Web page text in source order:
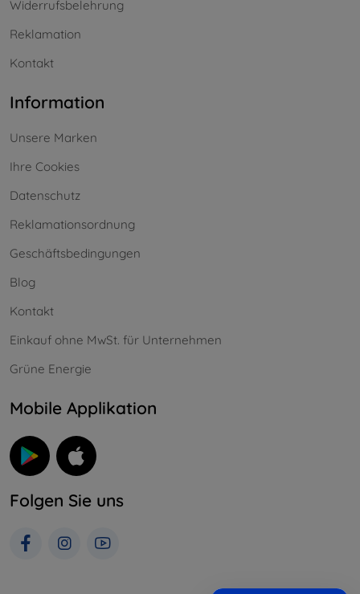
Widerrufsbelehrung
Reklamation
Kontakt
Information
Unsere Marken
Ihre Cookies
Datenschutz
Reklamationsordnung
Geschäftsbedingungen
Blog
Kontakt
Einkauf ohne MwSt. für Unternehmen
Grüne Energie
Mobile Applikation
Folgen Sie uns